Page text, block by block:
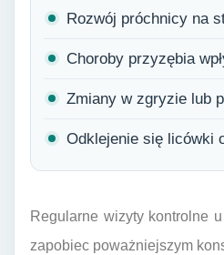
Rozwój próchnicy na
Choroby przyzębia
Zmiany w zgryzie lub
Odklejenie się licówki
Regularne wizyty kontrolne
zapobiec poważniejszym